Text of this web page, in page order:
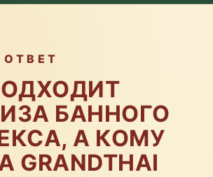
БАННОГО
А КОМУ
GRANDTHAI